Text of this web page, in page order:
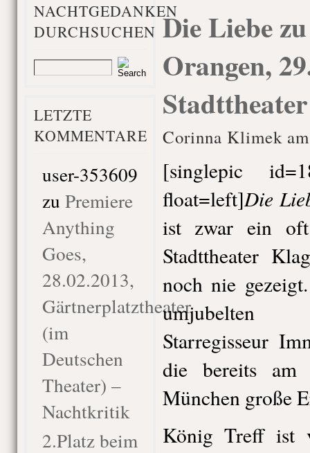
NACHTGEDANKEN
DURCHSUCHEN
LETZTE
KOMMENTARE
user-353609
zu Premiere
Anything
Goes,
28.02.2013,
Gärtnerplatztheater
(im
Deutschen
Theater) –
Nachtkritik
2.Platz beim
Die Liebe
Orangen,
Corinna Klimek
[singlepic
float=left]Die
ist zwar ein oft
Stadttheater
noch nie
umjubelten
Starregisseur
die bereits am
München große
König Treff ist